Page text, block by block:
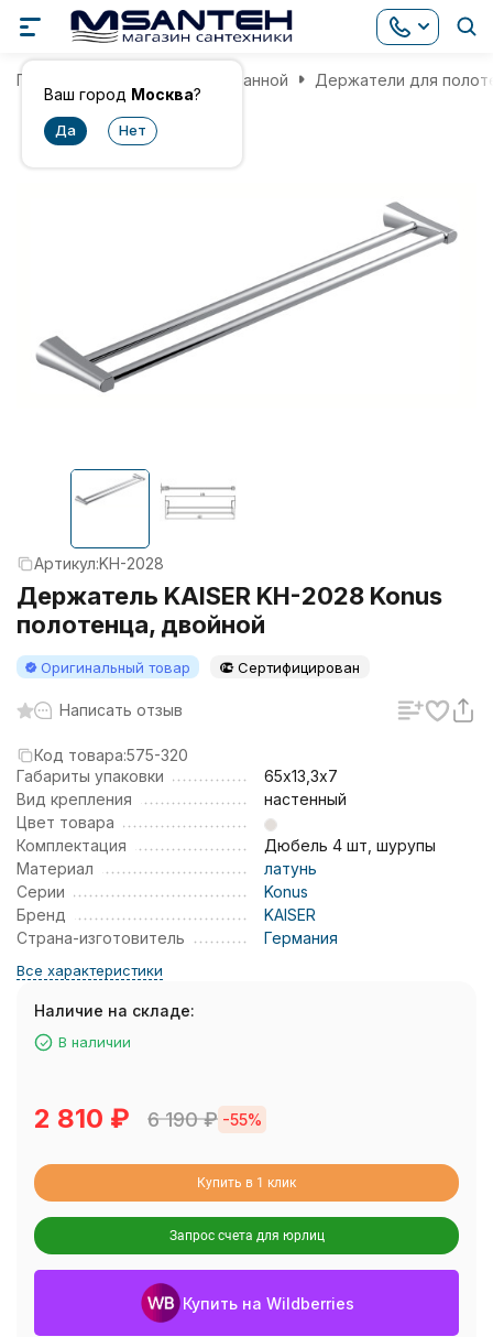
Ваш город Москва?
Главная Аксессуары для ванной Держатели для
Артикул:KH-2028
Держатель KAISER KH-2028 Konus
полотенца, двойной
Оригинальный товар Сертифицирован
Написать отзыв
Код товара:575-320
Габариты упаковки
65х13,3х7
Вид крепления
настенный
Цвет товара
Комплектация
Дюбель 4 шт, шурупы
Материал
латунь
Серии
Konus
Бренд
KAISER
Страна-изготовитель
Германия
Все характеристики
Наличие на складе:
В наличии
2 810 ₽ 6 190₽ -55%
Купить в 1 клик
Запрос счета для юрлиц
Купить на Wildberries